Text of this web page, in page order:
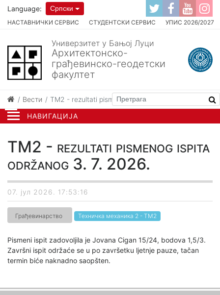
НАВИГАЦИЈА
НАСТАВНИЧКИ СЕРВИС СТУДЕНТСКИ СЕРВИС УПИС 2026/2027
Language: Српски
Универзитет у Бањој Луци
Архитектонско-
грађевинско-геодетски
факултет
Вести TM2 - rezultati pismenog ispita održanog 3. 7. 2026.
TM2 - rezultati pismenog ispita
održanog 3. 7. 2026.
07. јул 2026. 17:53:16
Грађевинарство Техничка механика 2 - ТМ2
Pismeni ispit zadovoljila je Jovana Cigan 15/24, bodova 1,5/3.
Završni ispit održaće se u po završetku ljetnje pauze, tačan
termin biće naknadno saopšten.